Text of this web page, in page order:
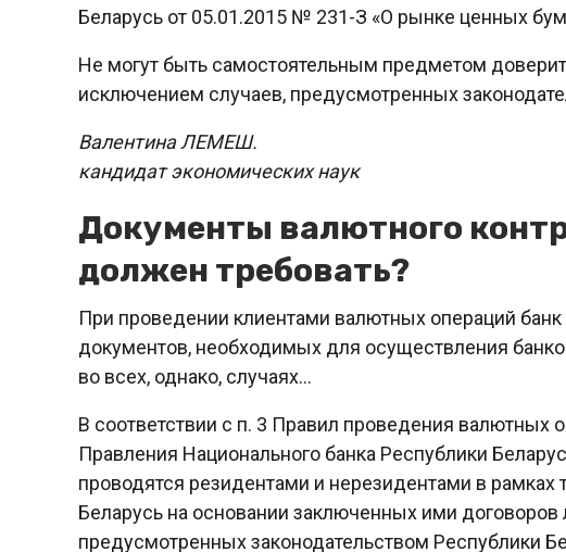
Беларусь от 05.01.2015 № 231-З «О рынке ценных
Не могут быть самостоятельным предметом
исключением случаев, предусмотренных
Валентина ЛЕМЕШ.
кандидат экономических наук
Документы валютного
должен требовать?
При проведении клиентами валютных операций
документов, необходимых для осуществления
во всех, однако, случаях…
В соответствии с п. 3 Правил проведения валютных
Правления Национального банка Республики
проводятся резидентами и нерезидентами в рамках
Беларусь на основании заключенных ими договоров
предусмотренных законодательством Республики